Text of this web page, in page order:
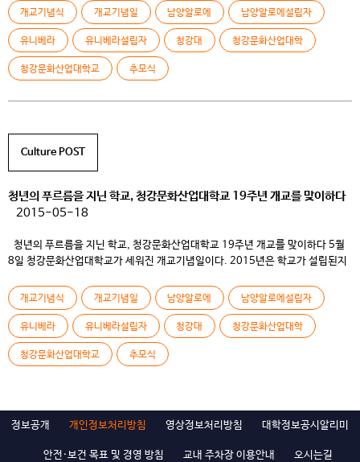
푸른 청년의 학교 청강 개교기념일을 맞이하는 구성원들의 의미는 남다르다.
시간이 흐를수록 성장을 거듭하는 학교에 대한 자부심과 뿌듯함은 청강인으로써
가슴 벅찬일이 아닐 수 없다. 오늘은 19살을 맞이한 개교기념식 행사를 […]
개교기념식 개교기념일 남양알로에 남양알로에설립자
유니베라 유니베라설립자 청강대 청강문화산업대학
청강문화산업대학교 추모식
Culture POST
청년의 푸르름을 지닌 학교, 청강문화산업대학교 19주년 개교를 맞이하다
2015-05-18
청년의 푸르름을 지닌 학교, 청강문화산업대학교 19주년 개교를 맞이하다 5월
8일 청강문화산업대학교가 세워진 개교기념일이다. 2015년은 학교가 설립된지
푸른 청년의 학교 청강 개교기념일을 맞이하는 구성원들의 의미는 남다르다.
시간이 흐를수록 성장을 거듭하는 학교에 대한 자부심과 뿌듯함은 청강인으로써
가슴 벅찬일이 아닐 수 없다. 오늘은 19살을 맞이한 개교기념식 행사를 […]
개교기념식 개교기념일 남양알로에 남양알로에설립자
유니베라 유니베라설립자 청강대 청강문화산업대학
청강문화산업대학교 추모식
정보공개 개인정보처리방침 영상정보처리방침 대학정보공시알리미
안전·보건 목표 및 경영 방침 교내 주차장 이용안내 오시는길